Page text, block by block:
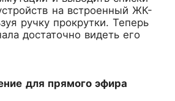
на встроенный ЖК-
ручку прокрутки. Теперь
достаточно видеть его
для прямого эфира